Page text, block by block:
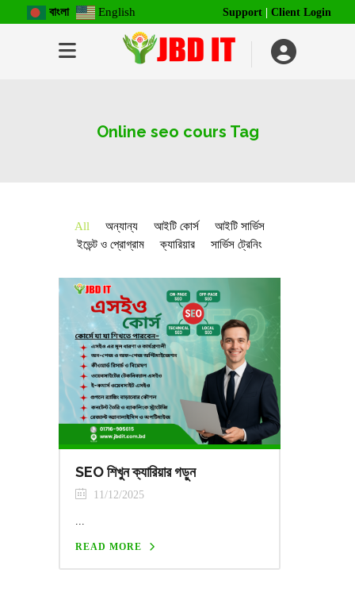
বাংলা English Support Client Login
Online seo cours Tag
All অন্যান্য আইটি কোর্স
আইটি সার্ভিস
ইভেন্ট ও প্রোগ্রাম
ক্যারিয়ার সার্ভিস ট্রেনিং
SEO শিখুন ক্যারিয়ার গড়ুন
11/12/2025
...
READ MORE